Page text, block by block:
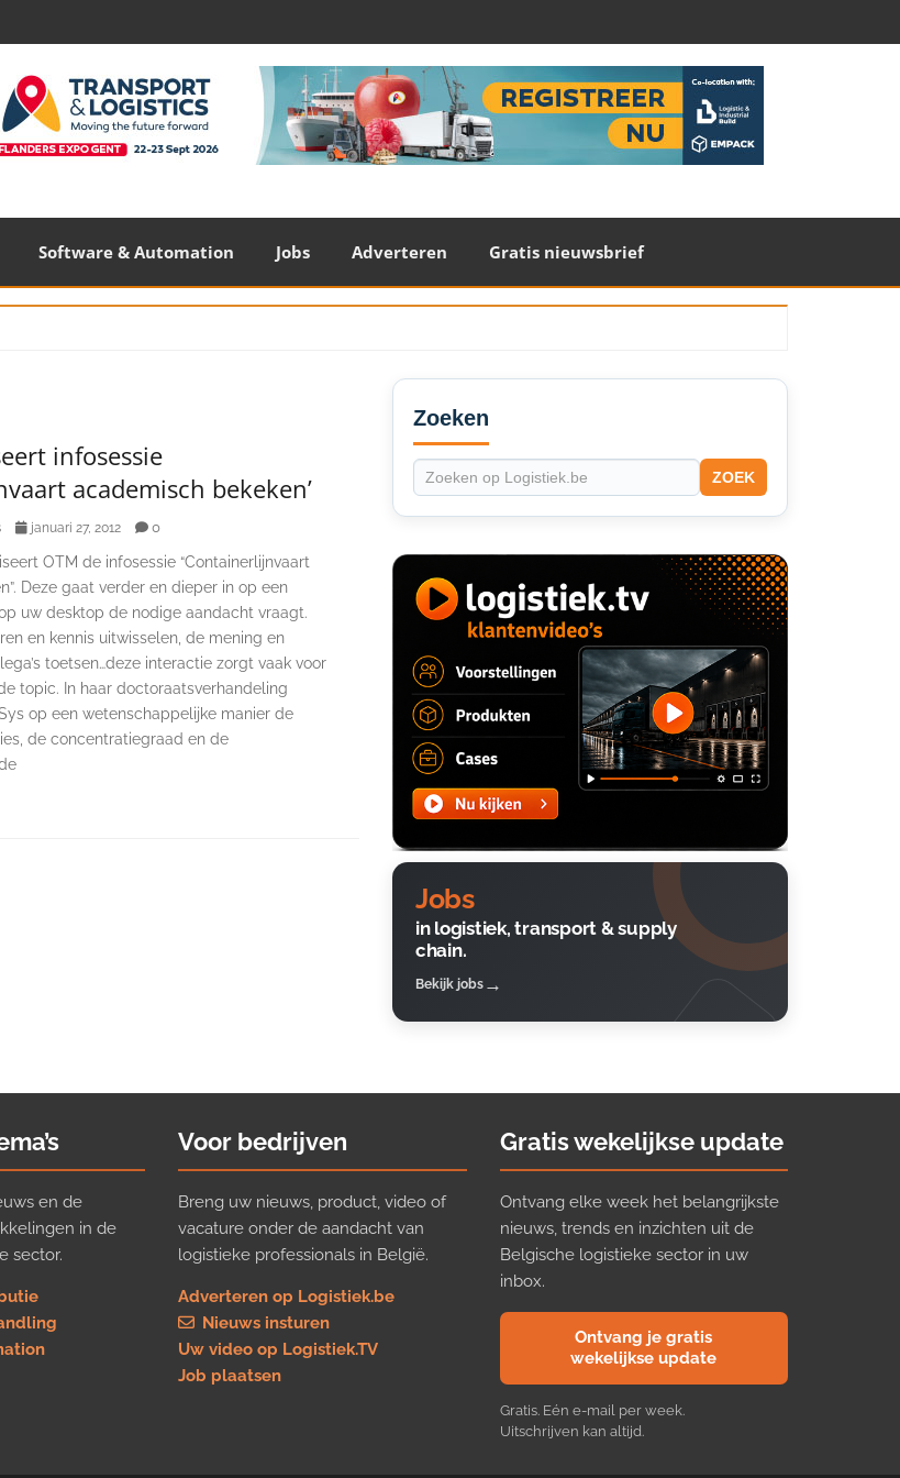
Software & Automation Jobs Adverteren Gratis nieuwsbrief
infosessie
academisch bekeken’
januari 27, 2012 0
OTM de infosessie “Containerlijnvaart
Deze gaat verder en dieper in op een
uw desktop de nodige aandacht vraagt.
en kennis uitwisselen, de mening en
toetsen…deze interactie zorgt vaak voor
topic. In haar doctoraatsverhandeling
op een wetenschappelijke manier de
de concentratiegraad en de
Secondary
Sidebar
Zoeken
ZOEK
Jobs
in logistiek, transport & supply
chain.
Bekijk jobs
en de
in de
sector.
Voor bedrijven
Breng uw nieuws, product, video of
vacature onder de aandacht van
logistieke professionals in België.
Adverteren op Logistiek.be
Nieuws insturen
Uw video op Logistiek.TV
Job plaatsen
Gratis wekelijkse update
Ontvang elke week het belangrijkste
nieuws, trends en inzichten uit de
Belgische logistieke sector in uw
inbox.
Ontvang je gratis
wekelijkse update
Gratis. Eén e-mail per week.
Uitschrijven kan altijd.